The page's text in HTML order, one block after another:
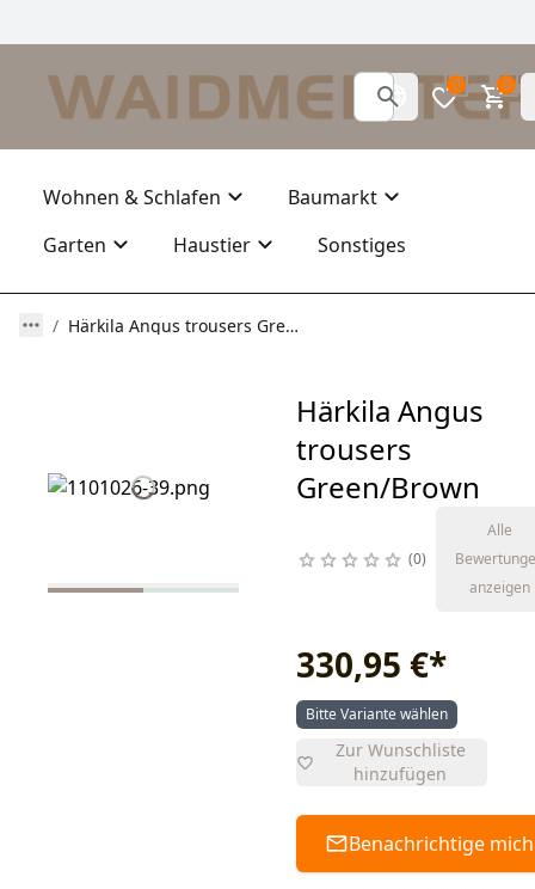
0 0
Wohnen & Schlafen
Baumarkt
Garten
Haustier Sonstiges
Härkila Angus trousers Green/Brown
Härkila Angus
trousers
Green/Brown
0
Alle
anzeigen
330,95 €*
Bitte Variante wählen
Zur Wunschliste
hinzufügen
Benachrichtige mich